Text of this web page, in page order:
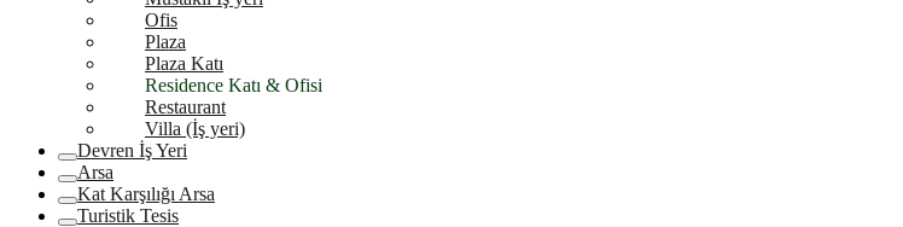
Ofis
Plaza
Plaza Katı
Residence Katı & Ofisi
Restaurant
Villa (İş yeri)
Devren İş Yeri
Arsa
Kat Karşılığı Arsa
Turistik Tesis